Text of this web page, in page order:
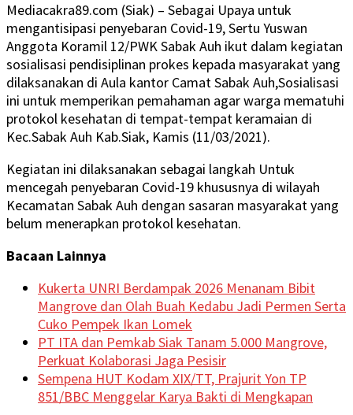
Mediacakra89.com (Siak) – Sebagai Upaya untuk
mengantisipasi penyebaran Covid-19, Sertu Yuswan
Anggota Koramil 12/PWK Sabak Auh ikut dalam kegiatan
sosialisasi pendisiplinan prokes kepada masyarakat yang
dilaksanakan di Aula kantor Camat Sabak Auh,Sosialisasi
ini untuk memperikan pemahaman agar warga mematuhi
protokol kesehatan di tempat-tempat keramaian di
Kec.Sabak Auh Kab.Siak, Kamis (11/03/2021).
Kegiatan ini dilaksanakan sebagai langkah Untuk
mencegah penyebaran Covid-19 khususnya di wilayah
Kecamatan Sabak Auh dengan sasaran masyarakat yang
belum menerapkan protokol kesehatan.
Bacaan Lainnya
Kukerta UNRI Berdampak 2026 Menanam Bibit
Mangrove dan Olah Buah Kedabu Jadi Permen Serta
Cuko Pempek Ikan Lomek
PT ITA dan Pemkab Siak Tanam 5.000 Mangrove,
Perkuat Kolaborasi Jaga Pesisir
Sempena HUT Kodam XIX/TT, Prajurit Yon TP
851/BBC Menggelar Karya Bakti di Mengkapan